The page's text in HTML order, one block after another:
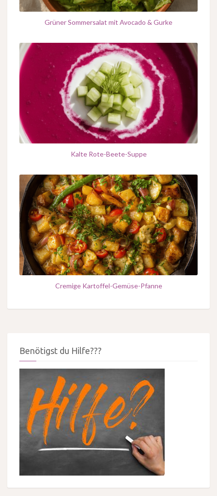
Grüner Sommersalat mit Avocado & Gurke
Kalte Rote-Beete-Suppe
Cremige Kartoffel-Gemüse-Pfanne
Benötigst du Hilfe???